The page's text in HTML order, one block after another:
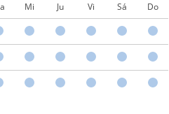
Mi Ju Vi Sá Do